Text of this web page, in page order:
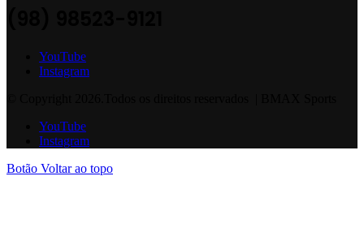
YouTube
Instagram
YouTube
Instagram
Botão Voltar ao topo